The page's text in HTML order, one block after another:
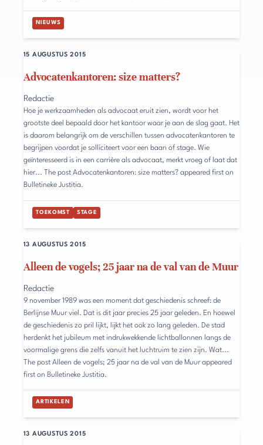
NIEUWS
Advocatenkantoren: size matters?
15 AUGUSTUS 2015
Redactie
Hoe je werkzaamheden als advocaat eruit zien, wordt voor het
grootste deel bepaald door het kantoor waar je aan de slag gaat. Het
is daarom belangrijk om de verschillen tussen advocatenkantoren te
begrijpen voordat je solliciteert voor een baan of stage. Wie
geïnteresseerd is in een carrière als advocaat, merkt vroeg of laat dat
hier... The post Advocatenkantoren: size matters? appeared first on
Bulletineke Justitia.
TOEKOMST STAGE
Alleen de vogels; 25 jaar na de val van de Muur
13 AUGUSTUS 2015
Redactie
9 november 1989 was een moment dat geschiedenis schreef: de
Berlijnse Muur viel. Dat is dit jaar precies 25 jaar geleden. En hoewel
de geschiedenis zo pril lijkt, lijkt het ook zo lang geleden. De stad
herdenkt het jubileum met indrukwekkende lichtballonnen langs de
voormalige grens die zelfs vanuit het luchtruim te zien zijn. Wat...
The post Alleen de vogels; 25 jaar na de val van de Muur appeared
first on Bulletineke Justitia.
ARTIKELEN
13 AUGUSTUS 2015